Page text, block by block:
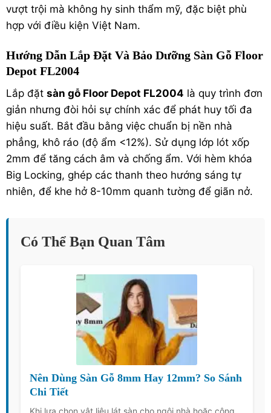
vượt trội mà không hy sinh thẩm mỹ, đặc biệt phù
hợp với điều kiện Việt Nam.
Hướng Dẫn Lắp Đặt Và Bảo Dưỡng Sàn Gỗ Floor
Depot FL2004
Lắp đặt sàn gỗ Floor Depot FL2004 là quy trình đơn
giản nhưng đòi hỏi sự chính xác để phát huy tối đa
hiệu suất. Bắt đầu bằng việc chuẩn bị nền nhà
phẳng, khô ráo (độ ẩm <12%). Sử dụng lớp lót xốp
2mm để tăng cách âm và chống ẩm. Với hèm khóa
Big Locking, ghép các thanh theo hướng sáng tự
nhiên, để khe hở 8-10mm quanh tường để giãn nở.
Có Thể Bạn Quan Tâm
Nên Dùng Sàn Gỗ 8mm Hay 12mm? So Sánh
Chi Tiết
Khi lựa chọn vật liệu lát sàn cho ngôi nhà hoặc công